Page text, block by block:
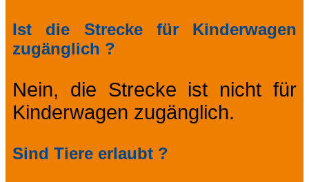
Ist die Strecke für Kinderwagen
zugänglich ?
Nein, die Strecke ist nicht für
Kinderwagen zugänglich.
Sind Tiere erlaubt ?